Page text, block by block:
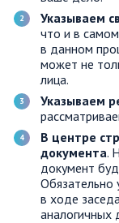
Указываем
что и в
в данном
может не
лица.
Указываем
В центре
документа.
документ
Обязательно
в ходе
аналогичных